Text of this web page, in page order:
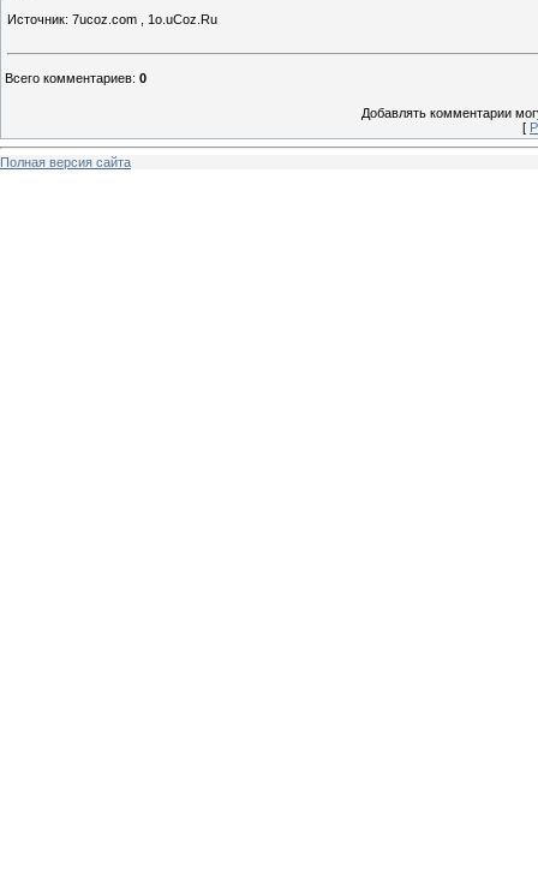
Источник: 7ucoz.com , 1o.uCoz.Ru
Всего комментариев: 0
Добавлять комментарии
[
Полная версия сайта